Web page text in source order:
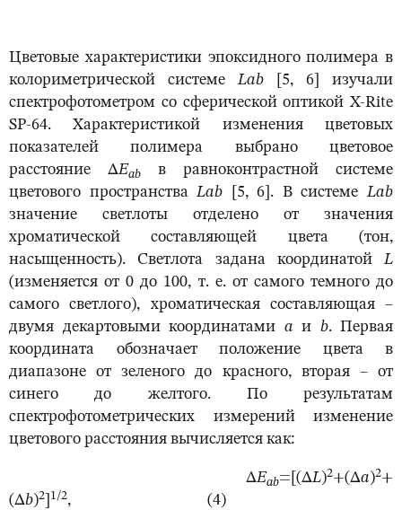
Цветовые характеристики эпоксидного полимера в
колориметрической системеLab [5, 6] изучали
спектрофотометром со сферической оптикой X-Rite
SP-64. Характеристикой изменения цветовых
показателей полимера выбрано цветовое
расстояние ΔЕab
в равноконтрастной системе
цветового пространстваLab [5, 6]. В системеLab
значение светлоты отделено от значения
хроматической составляющей цвета (тон,
насыщенность). Светлота задана координатойL
(изменяется от 0 до 100, т. е. от самого темного до
самого светлого), хроматическая составляющая –
двумя декартовыми координатами a и b. Первая
координата обозначает положение цвета в
диапазоне от зеленого до красного, вторая – от
синего до желтого. По результатам
спектрофотометрических измерений изменение
цветового расстояния вычисляется как:
ΔEab=[(ΔL)2+(Δa)2+
(Δb)2 1/2, (4)